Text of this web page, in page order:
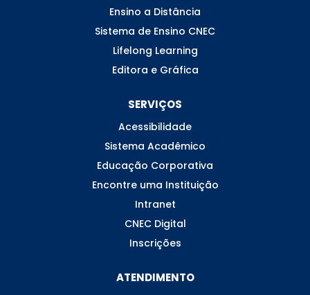
Ensino a Distância
Sistema de Ensino CNEC
Lifelong Learning
Editora e Gráfica
SERVIÇOS
Acessibilidade
Sistema Acadêmico
Educação Corporativa
Encontre uma Instituição
Intranet
CNEC Digital
Inscrições
ATENDIMENTO